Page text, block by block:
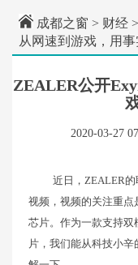
成都之窗 > 财经
从网速到游戏，用
ZEALER公开
2020-03-27
近日，ZEALER
视频，视频的关注重点
芯片。作为一款支持双
片，我们能从科技小